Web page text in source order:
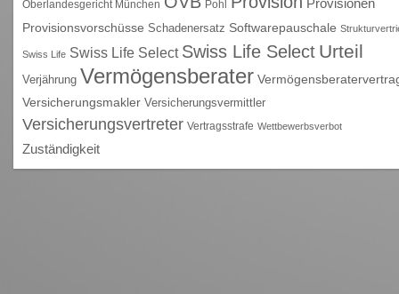
Oberlandesgericht München Pohl
Provisionen
Provisionsvorschüsse Schadenersatz Softwarepauschale
Swiss Life Swiss Life Select Swiss Life Select Urteil
Verjährung Vermögensberater
Versicherungsmakler Versicherungsvermittler
Versicherungsvertreter Vertragsstrafe Wettbewerbsverbot
Zuständigkeit